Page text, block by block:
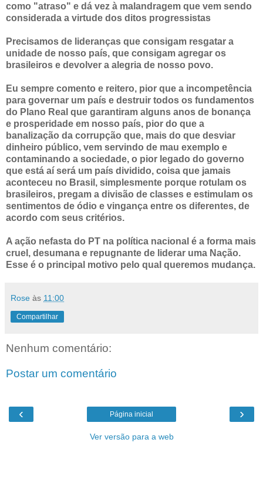
como "atraso" e dá vez à malandragem que vem sendo
considerada a virtude dos ditos progressistas
Precisamos de lideranças que consigam resgatar a
unidade de nosso país, que consigam agregar os
brasileiros e devolver a alegria de nosso povo.
Eu sempre comento e reitero, pior que a incompetência
para governar um país e destruir todos os fundamentos
do Plano Real que garantiram alguns anos de bonança
e prosperidade em nosso país, pior do que a
banalização da corrupção que, mais do que desviar
dinheiro público, vem servindo de mau exemplo e
contaminando a sociedade, o pior legado do governo
que está aí será um país dividido, coisa que jamais
aconteceu no Brasil, simplesmente porque rotulam os
brasileiros, pregam a divisão de classes e estimulam os
sentimentos de ódio e vingança entre os diferentes, de
acordo com seus critérios.
A ação nefasta do PT na política nacional é a forma mais
cruel, desumana e repugnante de liderar uma Nação.
Esse é o principal motivo pelo qual queremos mudança.
Rose às 11:00
Compartilhar
Nenhum comentário:
Postar um comentário
‹ ›
Página inicial
Ver versão para a web